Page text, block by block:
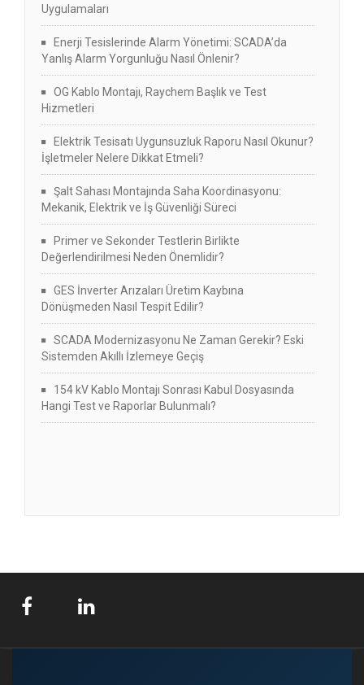
Uygulamaları
Enerji Tesislerinde Alarm Yönetimi: SCADA’da
Yanlış Alarm Yorgunluğu Nasıl Önlenir?
OG Kablo Montajı, Raychem Başlık ve Test
Hizmetleri
Elektrik Tesisatı Uygunsuzluk Raporu Nasıl Okunur?
İşletmeler Nelere Dikkat Etmeli?
Şalt Sahası Montajında Saha Koordinasyonu:
Mekanik, Elektrik ve İş Güvenliği Süreci
Primer ve Sekonder Testlerin Birlikte
Değerlendirilmesi Neden Önemlidir?
GES İnverter Arızaları Üretim Kaybına
Dönüşmeden Nasıl Tespit Edilir?
SCADA Modernizasyonu Ne Zaman Gerekir? Eski
Sistemden Akıllı İzlemeye Geçiş
154 kV Kablo Montajı Sonrası Kabul Dosyasında
Hangi Test ve Raporlar Bulunmalı?